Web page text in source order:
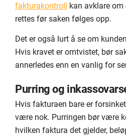
fakturakontroll kan avklare
rettes før saken følges opp.
Det er også lurt å se om
Hvis kravet er omtvistet, bør
annerledes enn en vanlig for
Purring og
Hvis fakturaen bare er
være nok. Purringen bør være
hvilken faktura det gjelder,